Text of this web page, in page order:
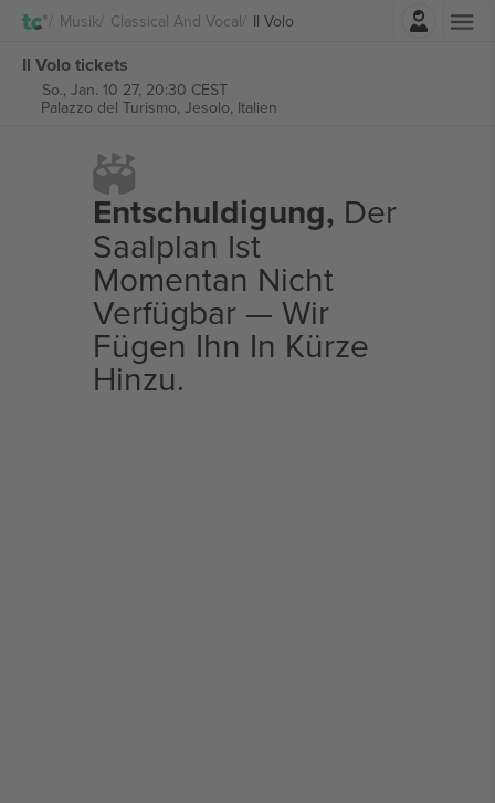
Musik Classical And Vocal Il VoloEinloggen
Il Volo tickets
So., Jan. 10 27, 20:30 CEST
Palazzo del Turismo, Jesolo, Italien
Entschuldigung, Der
Saalplan Ist
Momentan Nicht
Verfügbar — Wir
Fügen Ihn In Kürze
Hinzu.